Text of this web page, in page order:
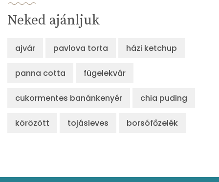
Neked ajánljuk
ajvár pavlova torta házi ketchup
panna cotta fügelekvár
cukormentes banánkenyér chia puding
körözött tojásleves borsófőzelék